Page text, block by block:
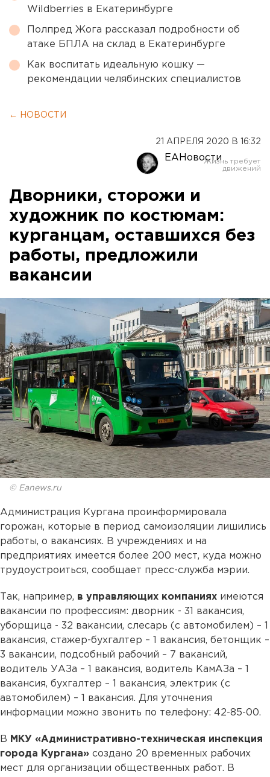
Wildberries в Екатеринбурге
Полпред Жога рассказал подробности об
атаке БПЛА на склад в Екатеринбурге
Как воспитать идеальную кошку —
рекомендации челябинских специалистов
← НОВОСТИ
21 АПРЕЛЯ 2020 В 16:32
ЕАНовости
Дворники, сторожи и
художник по костюмам:
курганцам, оставшихся без
работы, предложили
вакансии
© Eanews.ru
Администрация Кургана проинформировала
горожан, которые в период самоизоляции лишились
работы, о вакансиях. В учреждениях и на
предприятиях имеется более 200 мест, куда можно
трудоустроиться, сообщает пресс-служба мэрии.
Так, например, в управляющих компаниях имеются
вакансии по профессиям: дворник - 31 вакансия,
уборщица - 32 вакансии, слесарь (с автомобилем) – 1
вакансия, стажер-бухгалтер – 1 вакансия, бетонщик –
3 вакансии, подсобный рабочий – 7 вакансий,
водитель УАЗа – 1 вакансия, водитель КамАЗа – 1
вакансия, бухгалтер – 1 вакансия, электрик (с
автомобилем) – 1 вакансия. Для уточнения
информации можно звонить по телефону: 42-85-00.
В МКУ «Административно-техническая инспекция
города Кургана» создано 20 временных рабочих
мест для организации общественных работ. В